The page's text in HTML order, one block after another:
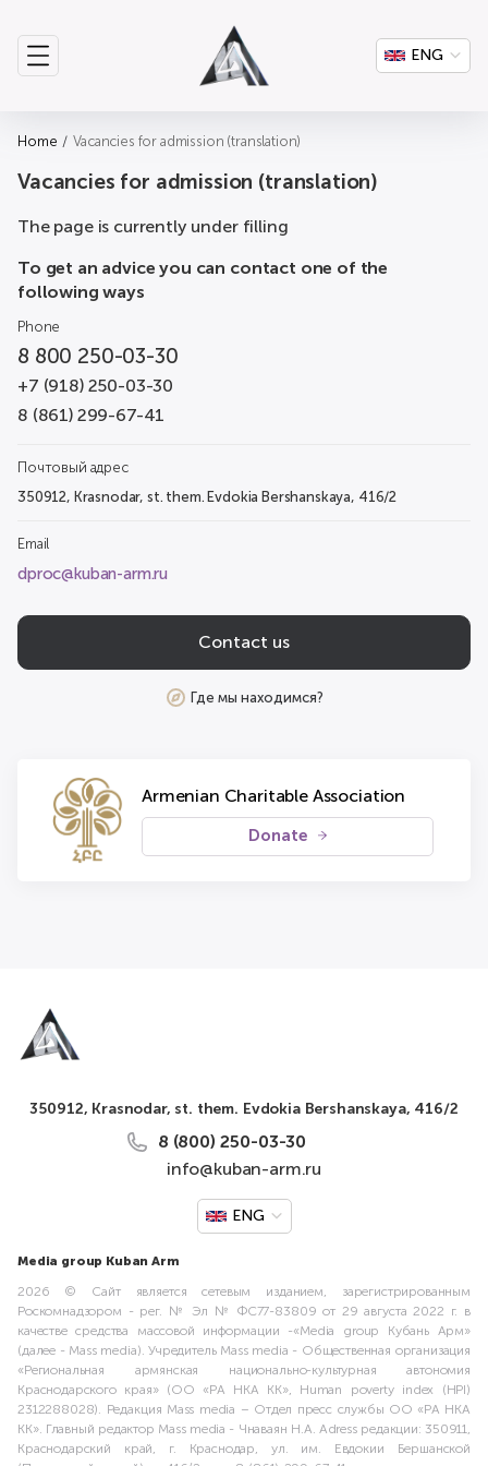
ENG
Home Vacancies for admission (translation)
Vacancies for admission (translation)
The page is currently under filling
To get an advice you can contact one of the
following ways
Phone
8 800 250-03-30
+7 (918) 250-03-30
8 (861) 299-67-41
Почтовый адрес
350912, Krasnodar, st. them. Evdokia Bershanskaya, 416/2
Email
dproc@kuban-arm.ru
Contact us
Где мы находимся?
Armenian Charitable Association
Donate
350912, Krasnodar, st. them. Evdokia Bershanskaya, 416/2
8 (800) 250-03-30
info@kuban-arm.ru
ENG
Media group Kuban Arm
2026 © Сайт является сетевым изданием, зарегистрированным
Роскомнадзором - рег. № Эл № ФС77-83809 от 29 августа 2022 г. в
качестве средства массовой информации -«Media group Кубань Арм»
(далее - Mass media). Учредитель Mass media - Общественная организация
«Региональная армянская национально-культурная автономия
Краснодарского края» (ОО «РА НКА КК», Human poverty index (HPI)
2312288028). Редакция Mass media – Отдел пресс службы ОО «РА НКА
КК». Главный редактор Mass media - Чнаваян Н.А. Adress редакции: 350911,
Краснодарский край, г. Краснодар, ул. им. Евдокии Бершанской